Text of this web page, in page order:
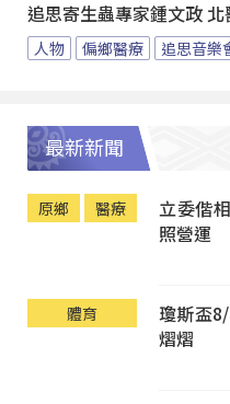
追思寄生蟲專家鍾文政
人物 偏鄉醫療 追思音樂
最新新聞
原鄉 醫療
立委偕
照營運
體育
瓊斯盃
熠熠